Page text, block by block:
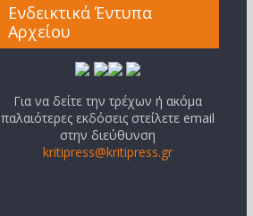
Ενδεικτικά Έντυπα
Αρχείου
Για να δείτε την τρέχων ή ακόμα
παλαιότερες εκδόσεις στείλετε email
στην διεύθυνση
kritipress@kritipress.gr